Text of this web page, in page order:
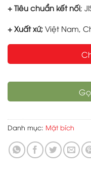
+ Tiêu chuẩn kết nối;
+ Xuất xứ; Việt Nam,
Danh mục: Mặt bích